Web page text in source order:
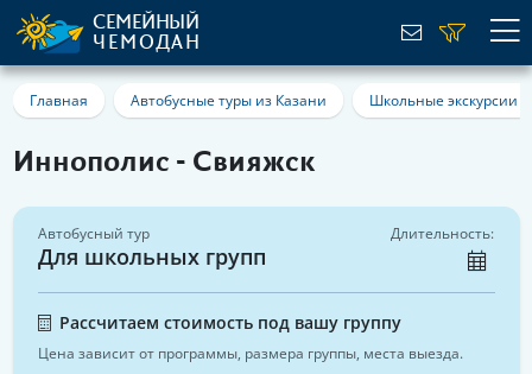
СЕМЕЙНЫЙ
ЧЕМОДАН
Главная Автобусные туры из Казани Школьные экскурсии
Иннополис - Свияжск
Автобусный тур
Для школьных групп
Длительность:
Рассчитаем стоимость под вашу группу
Цена зависит от программы, размера группы, места выезда.